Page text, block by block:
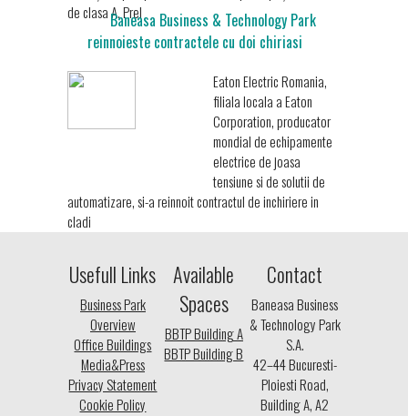
de clasa A. PrelBaneasa Business & Technology Park
reinnoieste contractele cu doi chiriasi
Eaton Electric Romania,
filiala locala a Eaton
Corporation, producator
mondial de echipamente
electrice de joasa
tensiune si de solutii de
automatizare, si-a reinnoit contractul de inchiriere in
cladi
Usefull Links
Business Park
Overview
Office Buildings
Media&Press
Privacy Statement
Cookie Policy
Available
Spaces
BBTP Building A
BBTP Building B
Contact
Baneasa Business
& Technology Park
S.A.
42–44 Bucuresti-
Ploiesti Road,
Building A, A2